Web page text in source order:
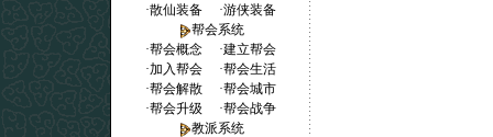
·散仙装备 ·游侠装备
帮会系统
·帮会概念 ·建立帮会
·加入帮会 ·帮会生活
·帮会解散 ·帮会城市
·帮会升级 ·帮会战争
教派系统